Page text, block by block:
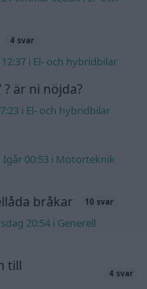
4 svar
i El- och hybridbilar
? är ni nöjda?
i El- och hybridbilar
00:53 i Motorteknik
bråkar 10 svar
20:54 i Generell
till
4 svar